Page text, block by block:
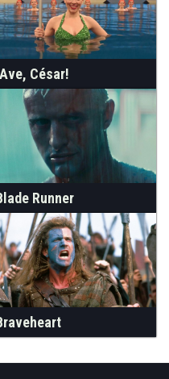
César!
Runner